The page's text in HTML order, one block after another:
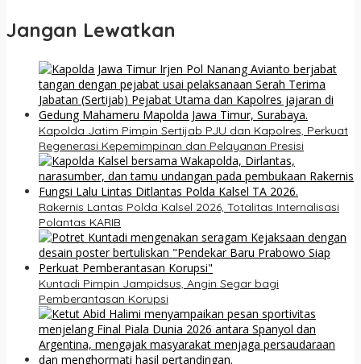
Jangan Lewatkan
Kapolda Jatim Pimpin Sertijab PJU dan Kapolres, Perkuat
Regenerasi Kepemimpinan dan Pelayanan Presisi
Rakernis Lantas Polda Kalsel 2026, Totalitas Internalisasi
Polantas KARIB
Kuntadi Pimpin Jampidsus, Angin Segar bagi
Pemberantasan Korupsi